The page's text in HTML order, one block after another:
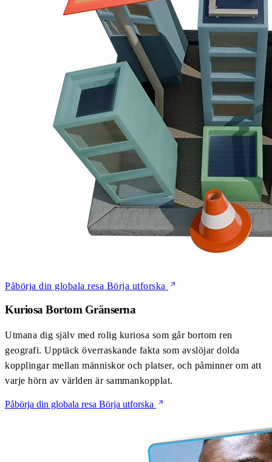
Påbörja din globala resa Börja utforska
Kuriosa Bortom Gränserna
Utmana dig själv med rolig kuriosa som går bortom ren
geografi. Upptäck överraskande fakta som avslöjar dolda
kopplingar mellan människor och platser, och påminner om att
varje hörn av världen är sammankopplat.
Påbörja din globala resa Börja utforska